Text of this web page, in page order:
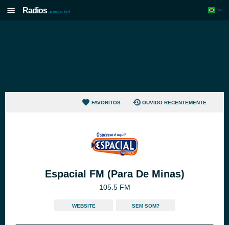
Radios aovivo.net
FAVORITOS OUVIDO RECENTEMENTE
Espacial FM (Para De Minas)
105.5 FM
WEBSITE SEM SOM?